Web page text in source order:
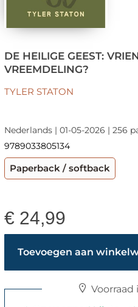
DE HEILIGE GEEST:
VREEMDELING?
TYLER STATON
Nederlands | 01-05-2026 | 256
9789033805134
Paperback / softback
€ 24,99
Toevoegen aan
Voorraad